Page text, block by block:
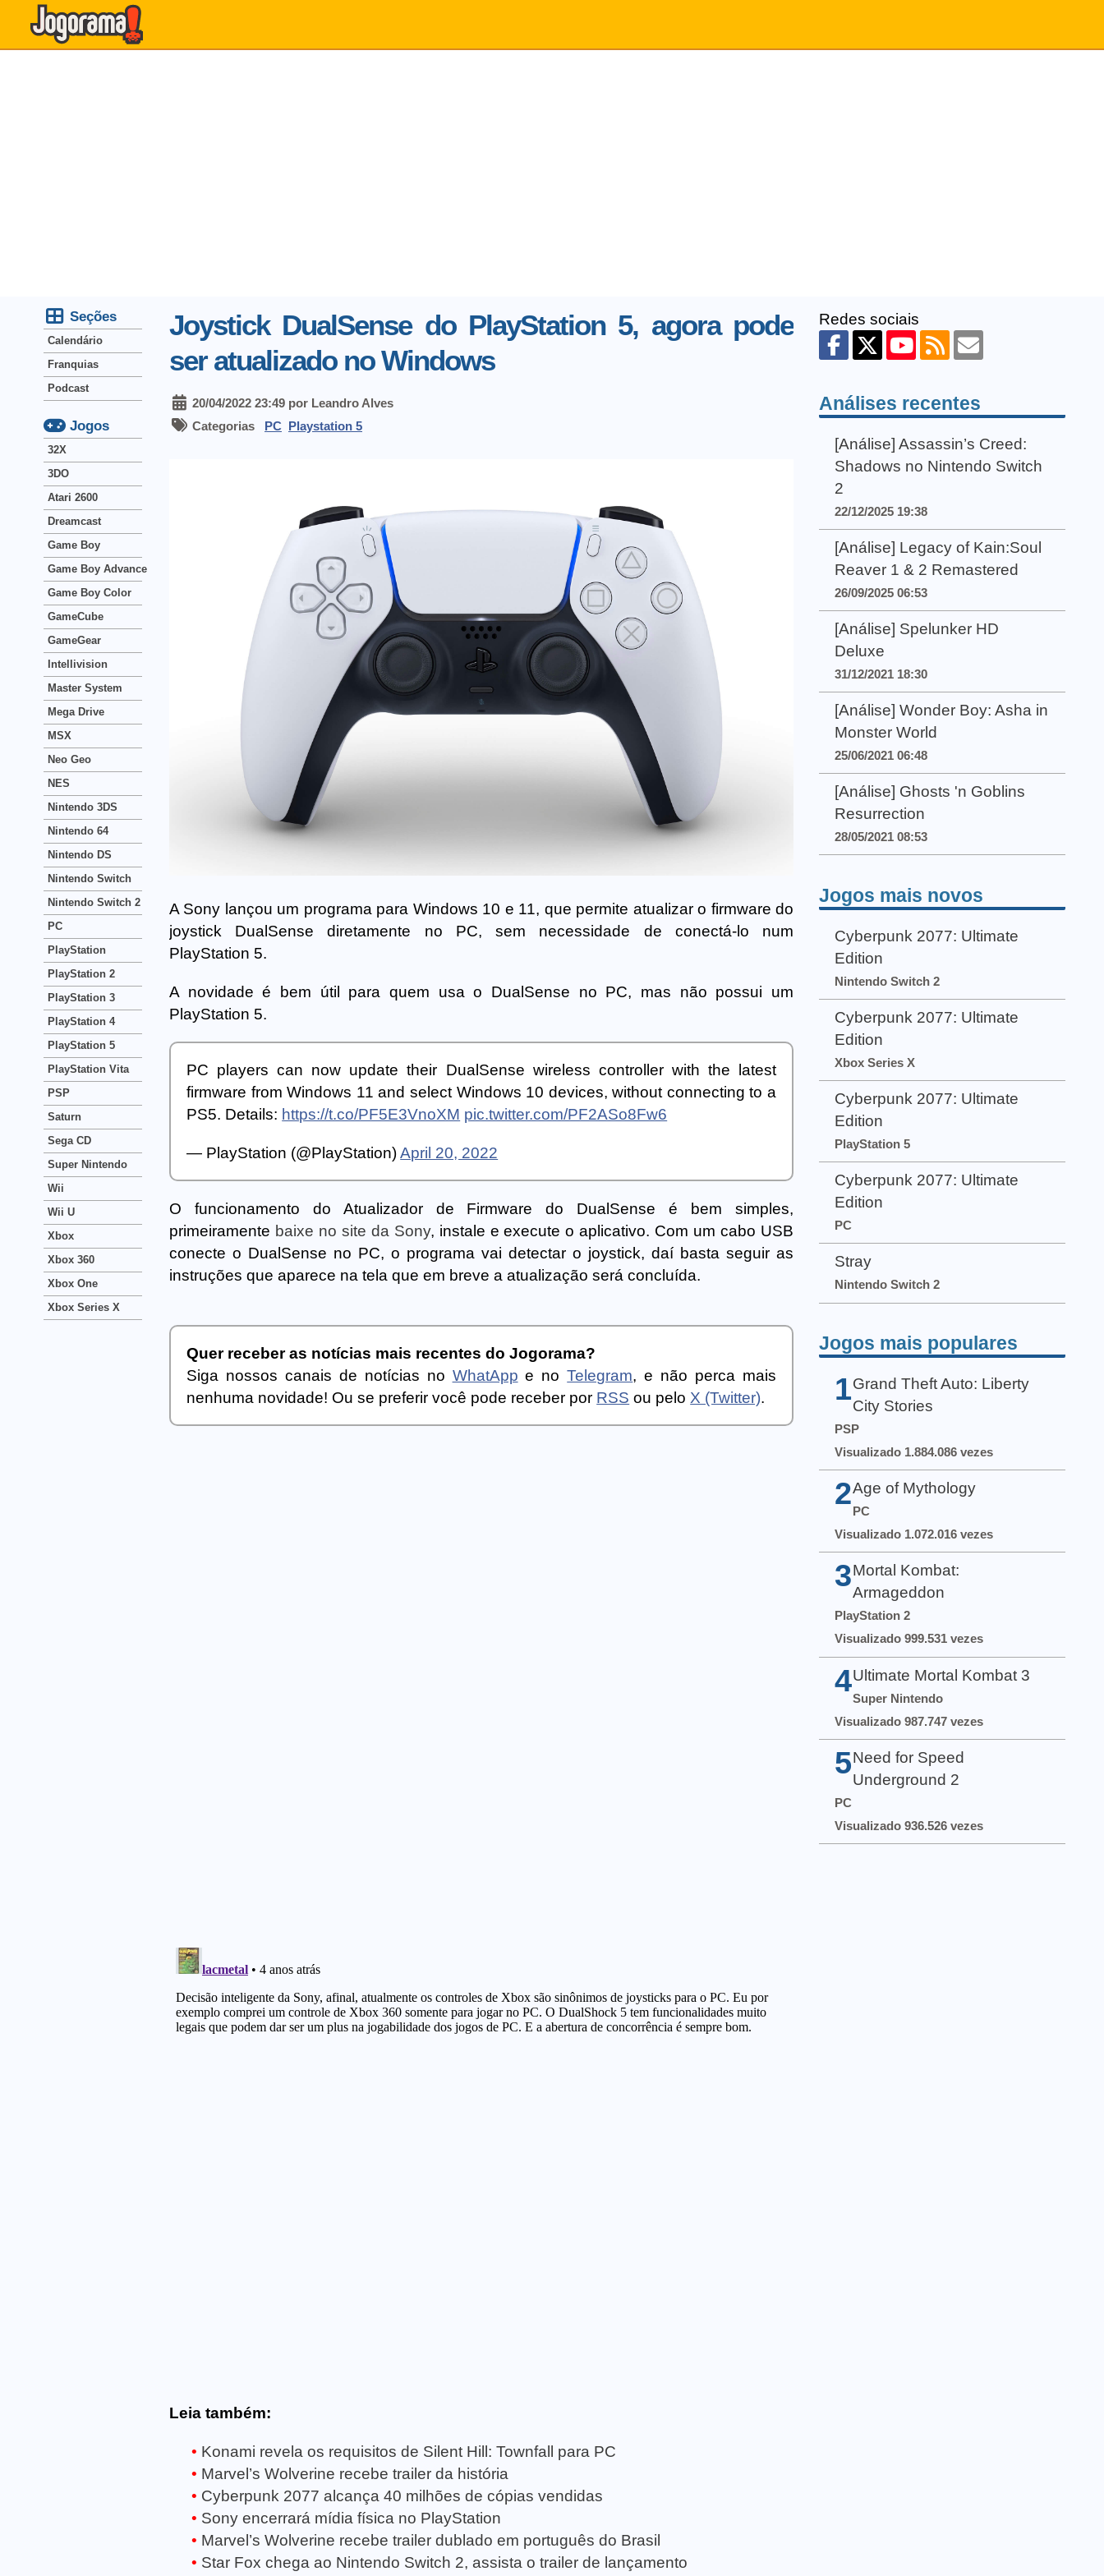
Joystick DualSense do PlayStation 5, agora pode
ser atualizado no Windows
20/04/2022 23:49 por Leandro Alves
Categorias PC Playstation 5
A Sony lançou um programa para Windows 10 e 11, que permite atualizar o firmware do
joystick DualSense diretamente no PC, sem necessidade de conectá-lo num
PlayStation 5.
A novidade é bem útil para quem usa o DualSense no PC, mas não possui um
PlayStation 5.
PC players can now update their DualSense wireless controller with the latest
firmware from Windows 11 and select Windows 10 devices, without connecting to a
PS5. Details: https://t.co/PF5E3VnoXM pic.twitter.com/PF2ASo8Fw6
— PlayStation (@PlayStation)April 20, 2022
O funcionamento do Atualizador de Firmware do DualSense é bem simples,
primeiramente baixe no site da Sony, instale e execute o aplicativo. Com um cabo USB
conecte o DualSense no PC, o programa vai detectar o joystick, daí basta seguir as
instruções que aparece na tela que em breve a atualização será concluída.
Quer receber as notícias mais recentes do Jogorama?
Siga nossos canais de notícias no WhatApp e noTelegram, e não perca mais
nenhuma novidade! Ou se preferir você pode receber por RSS ou peloX (Twitter).
Leia também:
Konami revela os requisitos de Silent Hill: Townfall para PC
Marvel’s Wolverine recebe trailer da história
Cyberpunk 2077 alcança 40 milhões de cópias vendidas
Sony encerrará mídia física no PlayStation
Marvel’s Wolverine recebe trailer dublado em português do Brasil
Star Fox chega ao Nintendo Switch 2, assista o trailer de lançamento
Seções
Calendário
Franquias
Podcast
Jogos
32X
3DO
Atari 2600
Dreamcast
Game Boy
Game Boy Advance
Game Boy Color
GameCube
GameGear
Intellivision
Master System
Mega Drive
MSX
Neo Geo
NES
Nintendo 3DS
Nintendo 64
Nintendo DS
Nintendo Switch
Nintendo Switch 2
PC
PlayStation
PlayStation 2
PlayStation 3
PlayStation 4
PlayStation 5
PlayStation Vita
PSP
Saturn
Sega CD
Super Nintendo
Wii
Wii U
Xbox
Xbox 360
Xbox One
Xbox Series X
Redes sociais
Análises recentes
[Análise] Assassin’s Creed:
Shadows no Nintendo Switch
2
22/12/2025 19:38
[Análise] Legacy of Kain:Soul
Reaver 1 & 2 Remastered
26/09/2025 06:53
[Análise] Spelunker HD
Deluxe
31/12/2021 18:30
[Análise] Wonder Boy: Asha in
Monster World
25/06/2021 06:48
[Análise] Ghosts 'n Goblins
Resurrection
28/05/2021 08:53
Jogos mais novos
Cyberpunk 2077: Ultimate
Edition
Nintendo Switch 2
Cyberpunk 2077: Ultimate
Edition
Xbox Series X
Cyberpunk 2077: Ultimate
Edition
PlayStation 5
Cyberpunk 2077: Ultimate
Edition
PC
Stray
Nintendo Switch 2
Jogos mais populares
1 Grand Theft Auto: Liberty
City Stories
PSP
Visualizado 1.884.086 vezes
2Age of Mythology
PC
Visualizado 1.072.016 vezes
3 Mortal Kombat:
Armageddon
PlayStation 2
Visualizado 999.531 vezes
4 Ultimate Mortal Kombat 3
Super Nintendo
Visualizado 987.747 vezes
5 Need for Speed
Underground 2
PC
Visualizado 936.526 vezes